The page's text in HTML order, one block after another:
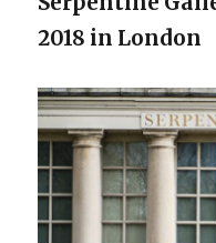
2018 in London